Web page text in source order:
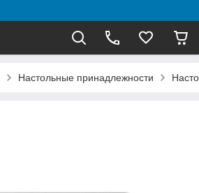
Настольные принадлежности